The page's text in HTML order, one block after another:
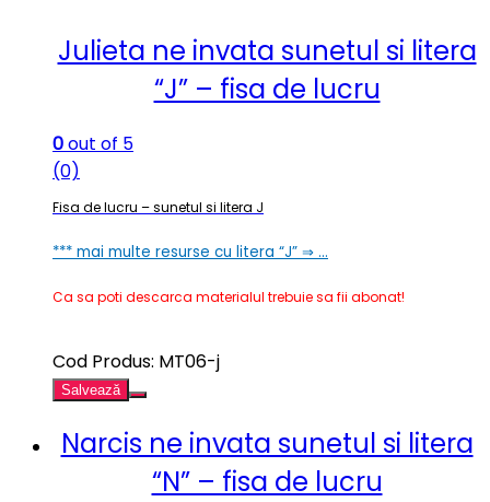
Julieta ne invata sunetul si litera
“J” – fisa de lucru
0out of 5
(0)
Fisa de lucru – sunetul si litera J
*** mai multe resurse cu litera “J” ⇒ …
Ca sa poti descarca materialul trebuie sa fii abonat!
Cod Produs: MT06-j
Salvează
Narcis ne invata sunetul si litera
“N” – fisa de lucru